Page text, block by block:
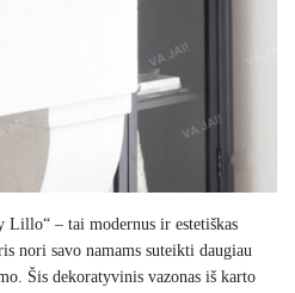
Lillo“ – tai modernus ir estetiškas
nori savo namams suteikti daugiau
Šis dekoratyvinis vazonas iš karto